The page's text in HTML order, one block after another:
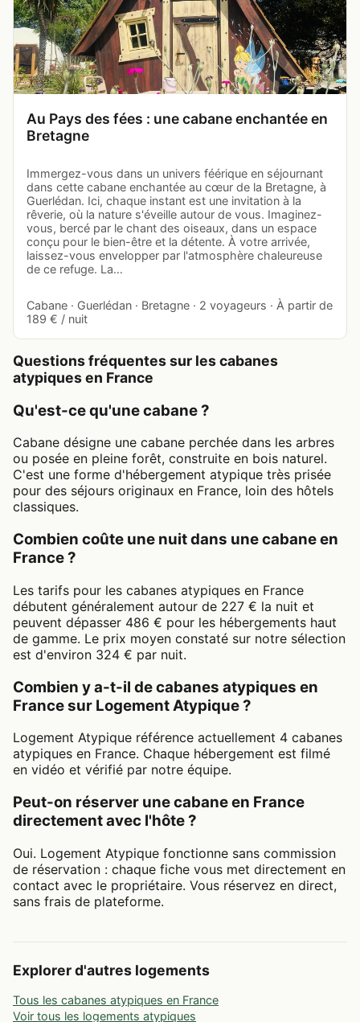
Au Pays des fées : une cabane enchantée en
Bretagne
Immergez-vous dans un univers féérique en séjournant
dans cette cabane enchantée au cœur de la Bretagne, à
Guerlédan. Ici, chaque instant est une invitation à la
rêverie, où la nature s'éveille autour de vous. Imaginez-
vous, bercé par le chant des oiseaux, dans un espace
conçu pour le bien-être et la détente. À votre arrivée,
laissez-vous envelopper par l'atmosphère chaleureuse
de ce refuge. La…
Cabane · Guerlédan · Bretagne · 2 voyageurs · À partir de
189 € / nuit
Questions fréquentes sur les cabanes
atypiques en France
Qu'est-ce qu'une cabane ?
Cabane désigne une cabane perchée dans les arbres
ou posée en pleine forêt, construite en bois naturel.
C'est une forme d'hébergement atypique très prisée
pour des séjours originaux en France, loin des hôtels
classiques.
Combien coûte une nuit dans une cabane en
France ?
Les tarifs pour les cabanes atypiques en France
débutent généralement autour de 227 € la nuit et
peuvent dépasser 486 € pour les hébergements haut
de gamme. Le prix moyen constaté sur notre sélection
est d'environ 324 € par nuit.
Combien y a-t-il de cabanes atypiques en
France sur Logement Atypique ?
Logement Atypique référence actuellement 4 cabanes
atypiques en France. Chaque hébergement est filmé
en vidéo et vérifié par notre équipe.
Peut-on réserver une cabane en France
directement avec l'hôte ?
Oui. Logement Atypique fonctionne sans commission
de réservation : chaque fiche vous met directement en
contact avec le propriétaire. Vous réservez en direct,
sans frais de plateforme.
Explorer d'autres logements
Tous les cabanes atypiques en France
Voir tous les logements atypiques